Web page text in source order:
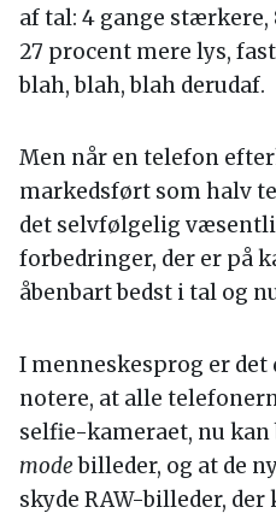
af tal: 4 gange
27 procent mere lys,
blah, blah, blah derudaf.
Men når en telefon
markedsført som halv
det selvfølgelig
forbedringer, der er på
åbenbart bedst i tal og
I menneskesprog er
notere, at alle
selfie-kameraet, nu kan
modebilleder, og at de
skyde RAW-billeder,